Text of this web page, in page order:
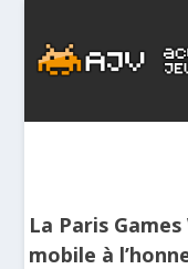
La Paris
mobile à